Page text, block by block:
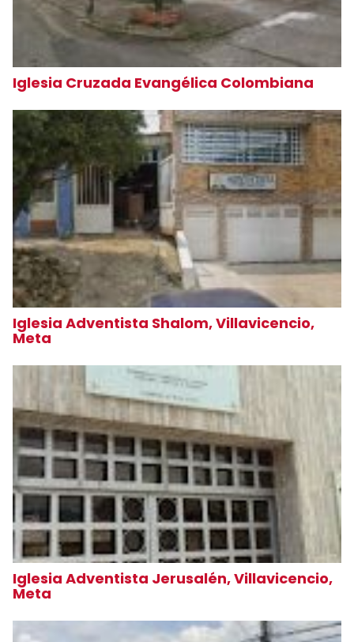
Iglesia Cruzada Evangélica Colombiana
Iglesia Adventista Shalom, Villavicencio,
Meta
Iglesia Adventista Jerusalén, Villavicencio,
Meta